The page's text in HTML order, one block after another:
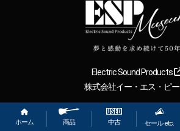
ホーム 商品 中古 セール etc.
Electric Sound Products
株式会社イー・エス・ピー
Copyright 2026【ESP直営】BIGBOSS オンラ